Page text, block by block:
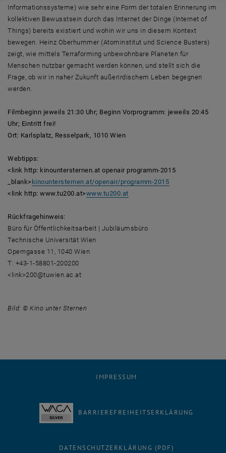
Informationssysteme) wie sehr eine Form der totalen Erinnerung im
kollektiven Bewusstsein durch das Internet der Dinge (Internet of
Things) bereits existiert und wohin wir uns in diesem Kontext
bewegen. Heinz Oberhummer (Atominstitut und Science Busters)
zeigt, wie mittels Terraforming unbewohnbare Planeten für
Menschen nutzbar gemacht werden können, und stellt sich die
Frage, ob wir in naher Zukunft außerirdischem Leben begegnen
werden.
Filmbeginn jeweils 21:30 Uhr; Beginn Vorprogramm: jeweils 20:45
Uhr; Eintritt frei!
Ort: Karlsplatz, Resselpark, 1010 Wien
Webtipps:
<link http: kinountersternen.at openair programm-2015
_blank> kinountersternen.at/openair/programm-2015
<link http: www.tu200.at>www.tu200.at
Rückfragehinweis:
Büro für Öffentlichkeitsarbeit | Jubiläumsbüro
Technische Universität Wien
Operngasse 11, 1040 Wien
T: +43-1-58801-200200
<link>200@tuwien.ac.at
Bild: © Kino unter Sternen
IMPRESSUM
BARRIEREFREIHEITSERKLÄRUNG
DATENSCHUTZERKLÄRUNG (PDF)